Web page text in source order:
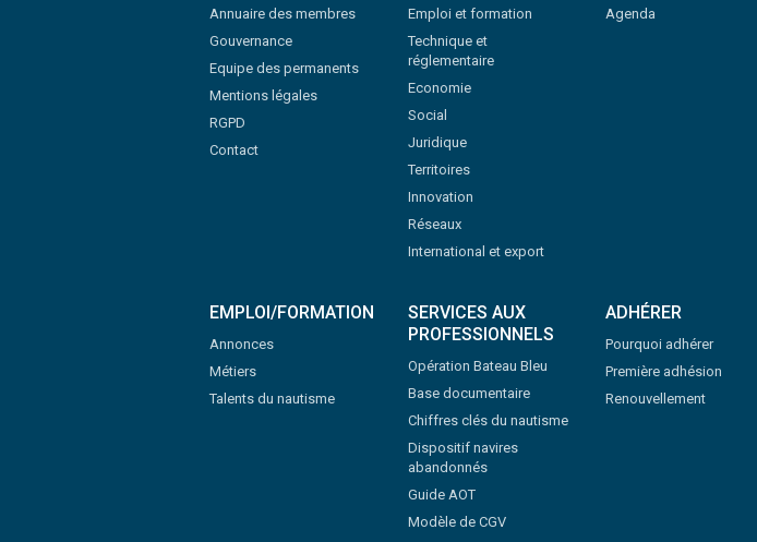
Annuaire des membres
Gouvernance
Equipe des permanents
Mentions légales
RGPD
Contact
Emploi et formation
Technique et
réglementaire
Economie
Social
Juridique
Territoires
Innovation
Réseaux
International et export
Agenda
EMPLOI/FORMATION
Annonces
Métiers
Talents du nautisme
SERVICES AUX
PROFESSIONNELS
Opération Bateau Bleu
Base documentaire
Chiffres clés du nautisme
Dispositif navires
abandonnés
Guide AOT
Modèle de CGV
ADHÉRER
Pourquoi adhérer
Première adhésion
Renouvellement